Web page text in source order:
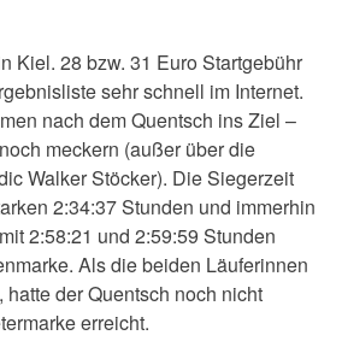
Kiel. 28 bzw. 31 Euro Startgebühr
sehr schnell im Internet.
nach dem Quentsch ins Ziel –
meckern (außer über die
Walker Stöcker). Die Siegerzeit
2:34:37 Stunden und immerhin
2:58:21 und 2:59:59 Stunden
Als die beiden Läuferinnen
der Quentsch noch nicht
erreicht.